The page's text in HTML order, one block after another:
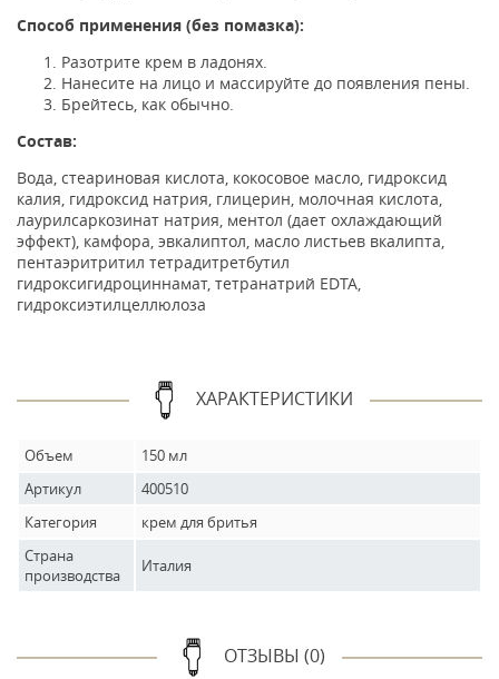
Способ применения (без помазка):
Разотрите крем в ладонях.
Нанесите на лицо и массируйте до появления пены.
Брейтесь, как обычно.
Состав:
Вода, стеариновая кислота, кокосовое масло, гидроксид
калия, гидроксид натрия, глицерин, молочная кислота,
лаурилсаркозинат натрия, ментол (дает охлаждающий
эффект), камфора, эвкалиптол, масло листьев вкалипта,
пентаэритритил тетрадитретбутил
гидроксигидроциннамат, тетранатрий EDTA,
гидроксиэтилцеллюлоза
ХАРАКТЕРИСТИКИ
Объем
150 мл
Артикул
400510
Категория
крем для бритья
Страна
производства
Италия
ОТЗЫВЫ (0)